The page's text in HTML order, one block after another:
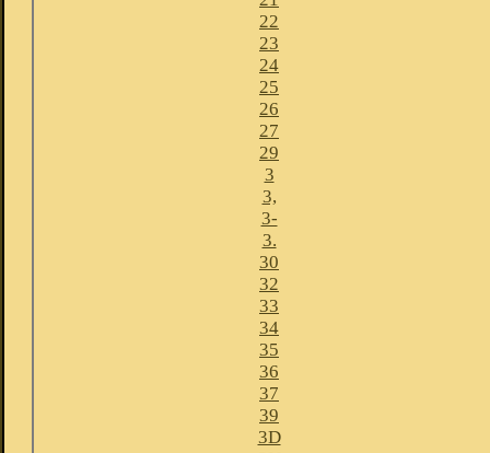
22
23
24
25
26
27
29
3
3,
3-
3.
30
32
33
34
35
36
37
39
3D